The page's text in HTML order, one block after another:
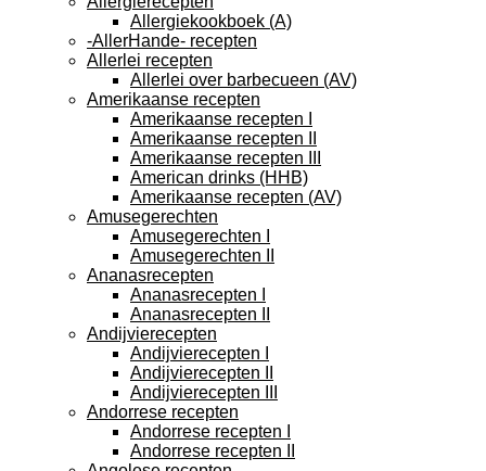
Allergiekookboek (A)
-AllerHande- recepten
Allerlei recepten
Allerlei over barbecueen (AV)
Amerikaanse recepten
Amerikaanse recepten I
Amerikaanse recepten II
Amerikaanse recepten III
American drinks (HHB)
Amerikaanse recepten (AV)
Amusegerechten
Amusegerechten I
Amusegerechten II
Ananasrecepten
Ananasrecepten I
Ananasrecepten II
Andijvierecepten
Andijvierecepten I
Andijvierecepten II
Andijvierecepten III
Andorrese recepten
Andorrese recepten I
Andorrese recepten II